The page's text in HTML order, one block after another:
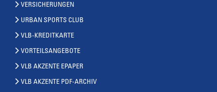
VERSICHERUNGEN
URBAN SPORTS CLUB
VLB-KREDITKARTE
VORTEILSANGEBOTE
VLB AKZENTE EPAPER
VLB AKZENTE PDF-ARCHIV